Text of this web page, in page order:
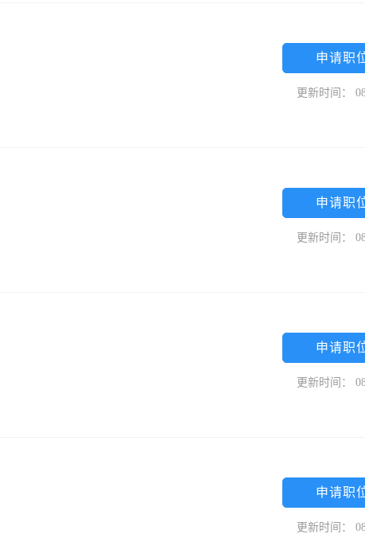
申请职
更新时间：
申请职
更新时间：
申请职
更新时间：
申请职
更新时间：